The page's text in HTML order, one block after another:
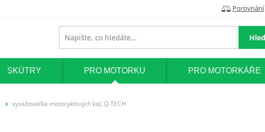
Porovnání
SKÚTRY PRO MOTORKU PRO MOTORKÁŘE
vyvažovačka motocyklových kol, Q-TECH